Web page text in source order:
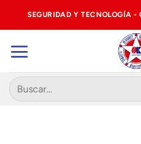
SEGURIDAD Y TECNOLOGÍA -
Buscar
por: